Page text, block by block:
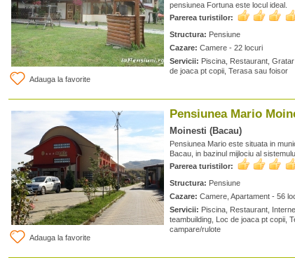
Adauga la favorite
pensiunea Fortuna este locul ideal.
Parerea turistilor:
Structura: Pensiune
Cazare: Camere - 22 locuri
Servicii: Piscina, Restaurant,
de joaca pt copii, Terasa sau foisor
Adauga la favorite
Pensiunea Mario
Moinesti (Bacau)
Pensiunea Mario este situata in
Bacau, in bazinul mijlociu al
Parerea turistilor:
Structura: Pensiune
Cazare: Camere, Apartament - 56
Servicii: Piscina, Restaurant,
teambuilding, Loc de joaca pt copii,
campare/rulote